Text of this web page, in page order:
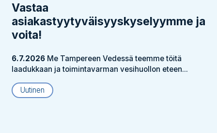
Vastaa
asiakastyytyväisyyskyselyymme ja
voita!
6.7.2026 Me Tampereen Vedessä teemme töitä
laadukkaan ja toimintavarman vesihuollon eteen...
Uutinen